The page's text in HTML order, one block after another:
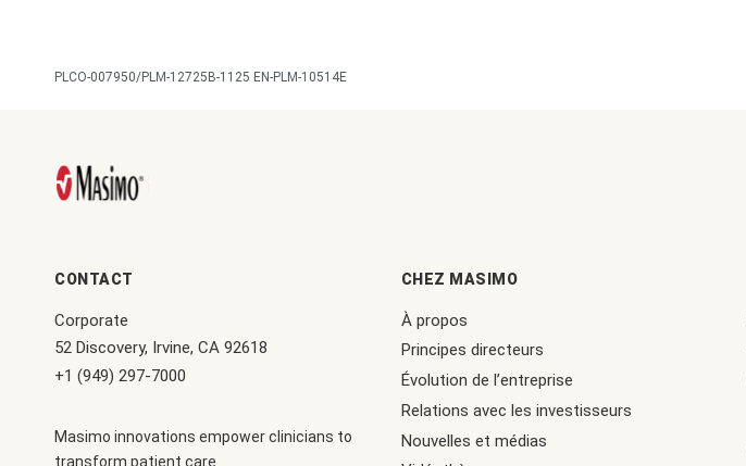
PLCO-007950/PLM-12725B-1125 EN-PLM-10514E
CONTACT
Corporate
52 Discovery, Irvine, CA 92618
+1 (949) 297-7000
Masimo innovations empower clinicians to
transform patient care.
CHEZ MASIMO
À propos
Principes directeurs
Évolution de l’entreprise
Relations avec les investisseurs
Nouvelles et médias